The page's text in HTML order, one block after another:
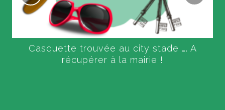
Casquette trouvée au city stade …. A
récupérer à la mairie !